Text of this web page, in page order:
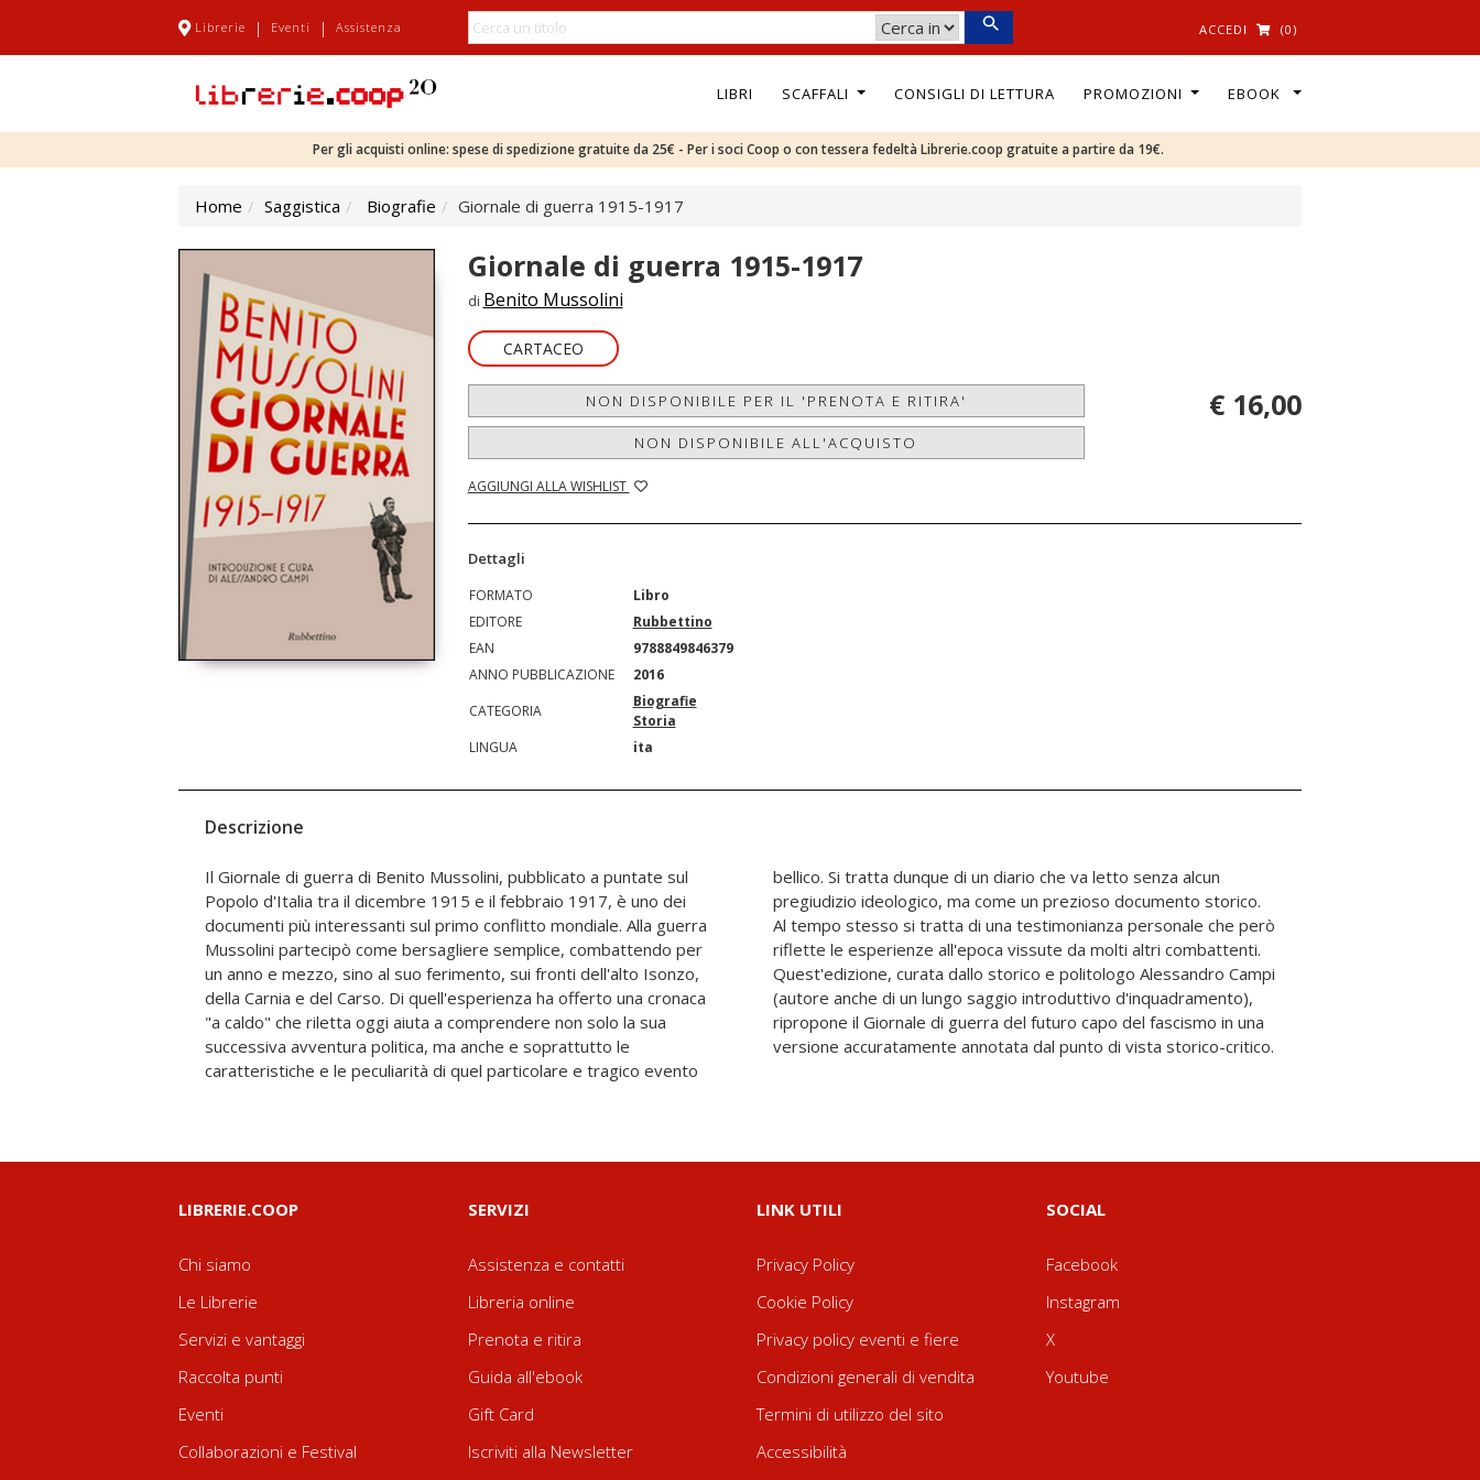
Librerie | Eventi | Assistenza ACCEDI (0)
LIBRI SCAFFALI CONSIGLI DI LETTURA PROMOZIONI EBOOK
Per gli acquisti online: spese di spedizione gratuite da 25€ - Per i soci Coop o con tessera fedeltà Librerie.coop gratuite a partire da 19€.
Home Saggistica Biografie Giornale di guerra 1915-1917
Giornale di guerra 1915-1917
di Benito Mussolini
CARTACEO
NON DISPONIBILE PER IL 'PRENOTA E RITIRA'
NON DISPONIBILE ALL'ACQUISTO
AGGIUNGI ALLA WISHLIST
€ 16,00
Dettagli
FORMATO
Libro
EDITORE
Rubbettino
EAN
9788849846379
ANNO PUBBLICAZIONE
2016
CATEGORIA
Biografie
Storia
LINGUA
ita
Descrizione
Il Giornale di guerra di Benito Mussolini, pubblicato a puntate sul
Popolo d'Italia tra il dicembre 1915 e il febbraio 1917, è uno dei
documenti più interessanti sul primo conflitto mondiale. Alla guerra
Mussolini partecipò come bersagliere semplice, combattendo per
un anno e mezzo, sino al suo ferimento, sui fronti dell'alto Isonzo,
della Carnia e del Carso. Di quell'esperienza ha offerto una cronaca
"a caldo" che riletta oggi aiuta a comprendere non solo la sua
successiva avventura politica, ma anche e soprattutto le
caratteristiche e le peculiarità di quel particolare e tragico evento
bellico. Si tratta dunque di un diario che va letto senza alcun
pregiudizio ideologico, ma come un prezioso documento storico.
Al tempo stesso si tratta di una testimonianza personale che però
riflette le esperienze all'epoca vissute da molti altri combattenti.
Quest'edizione, curata dallo storico e politologo Alessandro Campi
(autore anche di un lungo saggio introduttivo d'inquadramento),
ripropone il Giornale di guerra del futuro capo del fascismo in una
versione accuratamente annotata dal punto di vista storico-critico.
LIBRERIE.COOP
Chi siamo
Le Librerie
Servizi e vantaggi
Raccolta punti
Eventi
Collaborazioni e Festival
SERVIZI
Assistenza e contatti
Libreria online
Prenota e ritira
Guida all'ebook
Gift Card
Iscriviti alla Newsletter
LINK UTILI
Privacy Policy
Cookie Policy
Privacy policy eventi e fiere
Condizioni generali di vendita
Termini di utilizzo del sito
Accessibilità
SOCIAL
Facebook
Instagram
X
Youtube